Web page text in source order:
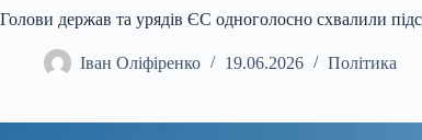
Голови держав та урядів ЄС одноголосно схвалили
Іван Оліфіренко 19.06.2026 Політика